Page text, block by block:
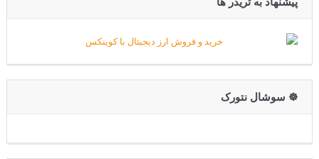
پیشنهاد به تریدر ها
☸️ سوشال نتورک